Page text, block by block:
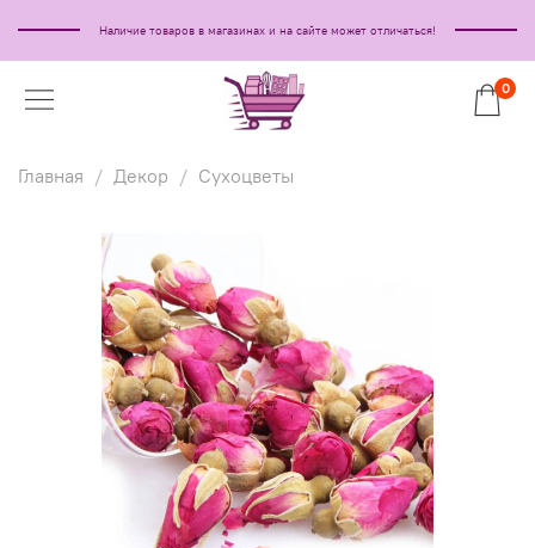
Наличие товаров в магазинах и на сайте может отличаться!
0
Главная Декор Сухоцветы